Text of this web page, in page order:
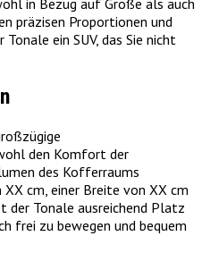
präzisen Proportionen und
ein SUV, das Sie nicht
den Komfort der
des Kofferraums
cm, einer Breite von XX cm
der Tonale ausreichend Platz
frei zu bewegen und bequem